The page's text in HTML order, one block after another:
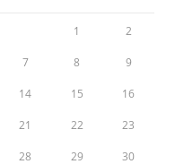
1 2
7 8 9
14 15 16
21 22 23
28 29 30